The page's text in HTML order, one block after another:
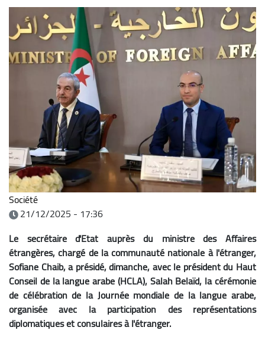
Société
21/12/2025 - 17:36
Le secrétaire d'Etat auprès du ministre des Affaires
étrangères, chargé de la communauté nationale à l'étranger,
Sofiane Chaib, a présidé, dimanche, avec le président du Haut
Conseil de la langue arabe (HCLA), Salah Belaïd, la cérémonie
de célébration de la Journée mondiale de la langue arabe,
organisée avec la participation des représentations
diplomatiques et consulaires à l'étranger.